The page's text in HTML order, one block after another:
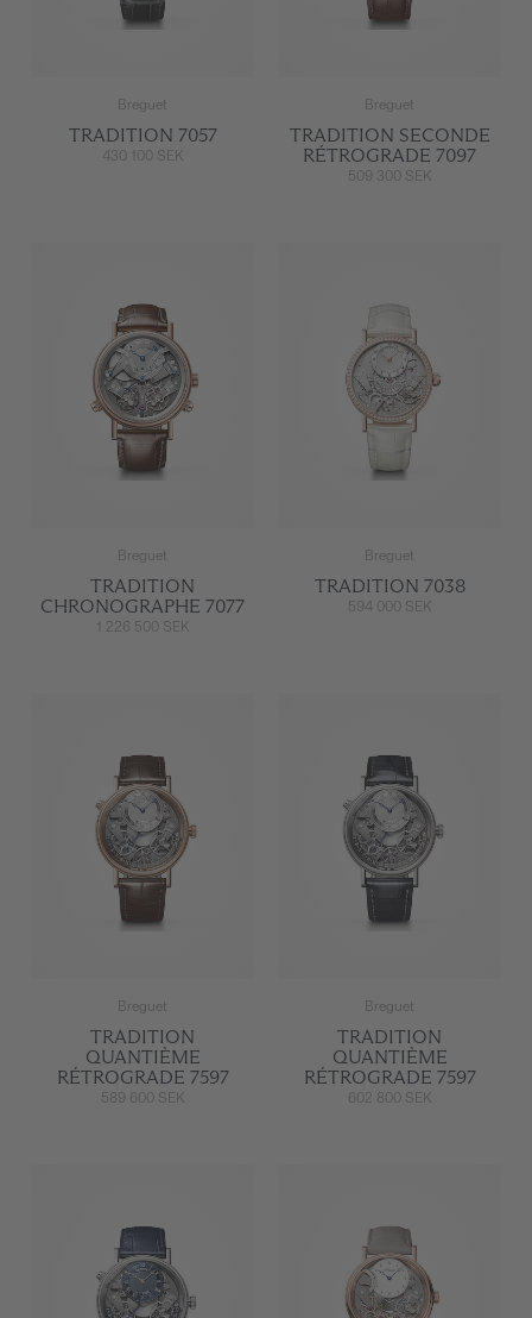
Breguet
TRADITION 7057
430 100 SEK
Breguet
TRADITION SECONDE
RÉTROGRADE 7097
509 300 SEK
Breguet
TRADITION
CHRONOGRAPHE 7077
1 226 500 SEK
Breguet
TRADITION 7038
594 000 SEK
Breguet
TRADITION
QUANTIÈME
RÉTROGRADE 7597
589 600 SEK
Breguet
TRADITION
QUANTIÈME
RÉTROGRADE 7597
602 800 SEK